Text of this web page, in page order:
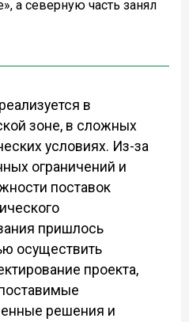
а северную часть занял
в
зоне, в сложных
условиях. Из-за
ограничений и
поставок
пришлось
осуществить
проекта,
решения и